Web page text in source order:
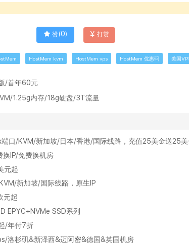
赞(0) 打赏
HostMem kvm HostMem vps HostMem 优惠码 美国
/首年60元
1.25g内存/18g硬盘/3T流量
口/KVM/新加坡/日本/香港/国际线路，充值25美金送25
IP/免费换机房
元起
新加坡/国际线路，原生IP
元起
EPYC+NVMe SSD系列
/年付7折
洛杉矶&新泽西&迈阿密&德国&英国机房